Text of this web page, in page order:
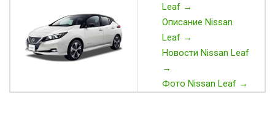
Leaf →
Описание Nissan
Leaf →
Новости Nissan Leaf
→
Фото Nissan Leaf →